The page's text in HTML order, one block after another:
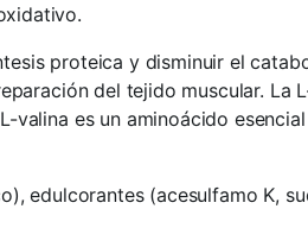
proteica y disminuir el
del tejido muscular. La
es un aminoácido
edulcorantes (acesulfamo K,